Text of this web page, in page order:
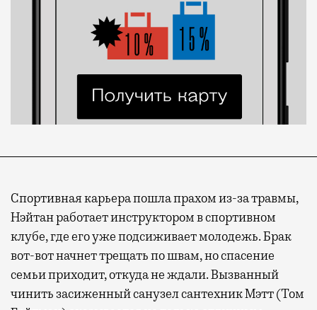
Спортивная карьера пошла прахом из-за травмы,
Нэйтан работает инструктором в спортивном
клубе, где его уже подсиживает молодежь. Брак
вот-вот начнет трещать по швам, но спасение
семьи приходит, откуда не ждали. Вызванный
чинить засиженный санузел сантехник Мэтт (Том